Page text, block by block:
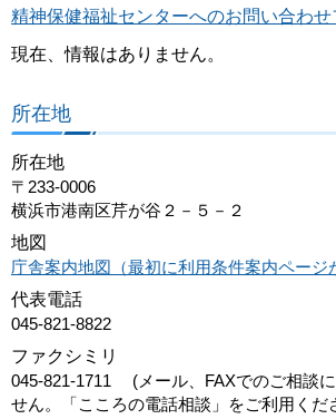
精神保健福祉センターへのお問い合わせ
現在、情報はありません。
所在地
所在地
〒233-0006
横浜市港南区芹が谷２－５－２
地図
庁舎案内地図（最初に利用条件案内ページ
代表電話
045-821-8822
ファクシミリ
045-821-1711 (メール、FAXでのご相談
せん。「こころの電話相談」をご利用くだ